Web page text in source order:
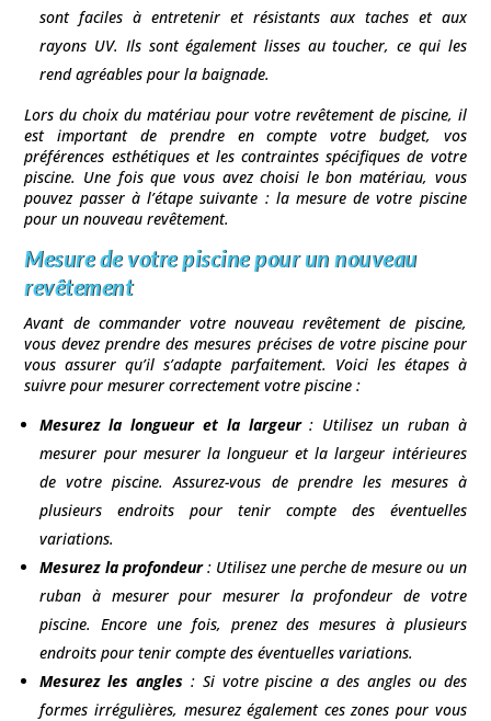
sont faciles à entretenir et résistants aux taches et aux
rayons UV. Ils sont également lisses au toucher, ce qui les
rend agréables pour la baignade.
Lors du choix du matériau pour votre revêtement de piscine, il
est important de prendre en compte votre budget, vos
préférences esthétiques et les contraintes spécifiques de votre
piscine. Une fois que vous avez choisi le bon matériau, vous
pouvez passer à l’étape suivante : la mesure de votre piscine
pour un nouveau revêtement.
Mesure de votre piscine pour un nouveau
revêtement
Avant de commander votre nouveau revêtement de piscine,
vous devez prendre des mesures précises de votre piscine pour
vous assurer qu’il s’adapte parfaitement. Voici les étapes à
suivre pour mesurer correctement votre piscine :
Mesurez la longueur et la largeur : Utilisez un ruban à
mesurer pour mesurer la longueur et la largeur intérieures
de votre piscine. Assurez-vous de prendre les mesures à
plusieurs endroits pour tenir compte des éventuelles
variations.
Mesurez la profondeur : Utilisez une perche de mesure ou un
ruban à mesurer pour mesurer la profondeur de votre
piscine. Encore une fois, prenez des mesures à plusieurs
endroits pour tenir compte des éventuelles variations.
Mesurez les angles : Si votre piscine a des angles ou des
formes irrégulières, mesurez également ces zones pour vous